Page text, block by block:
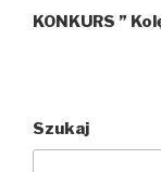
wpis
KONKURS ”
Szukaj